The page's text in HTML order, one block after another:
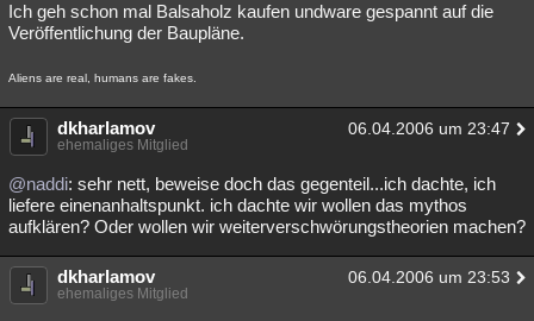
Ich geh schon mal Balsaholz kaufen undware gespannt auf die
Veröffentlichung der Baupläne.
Aliens are real, humans are fakes.
dkharlamov 06.04.2006 um 23:47
ehemaliges Mitglied
@naddi: sehr nett, beweise doch das gegenteil...ich dachte, ich
liefere einenanhaltspunkt. ich dachte wir wollen das mythos
aufklären? Oder wollen wir weiterverschwörungstheorien machen?
dkharlamov 06.04.2006 um 23:53
ehemaliges Mitglied